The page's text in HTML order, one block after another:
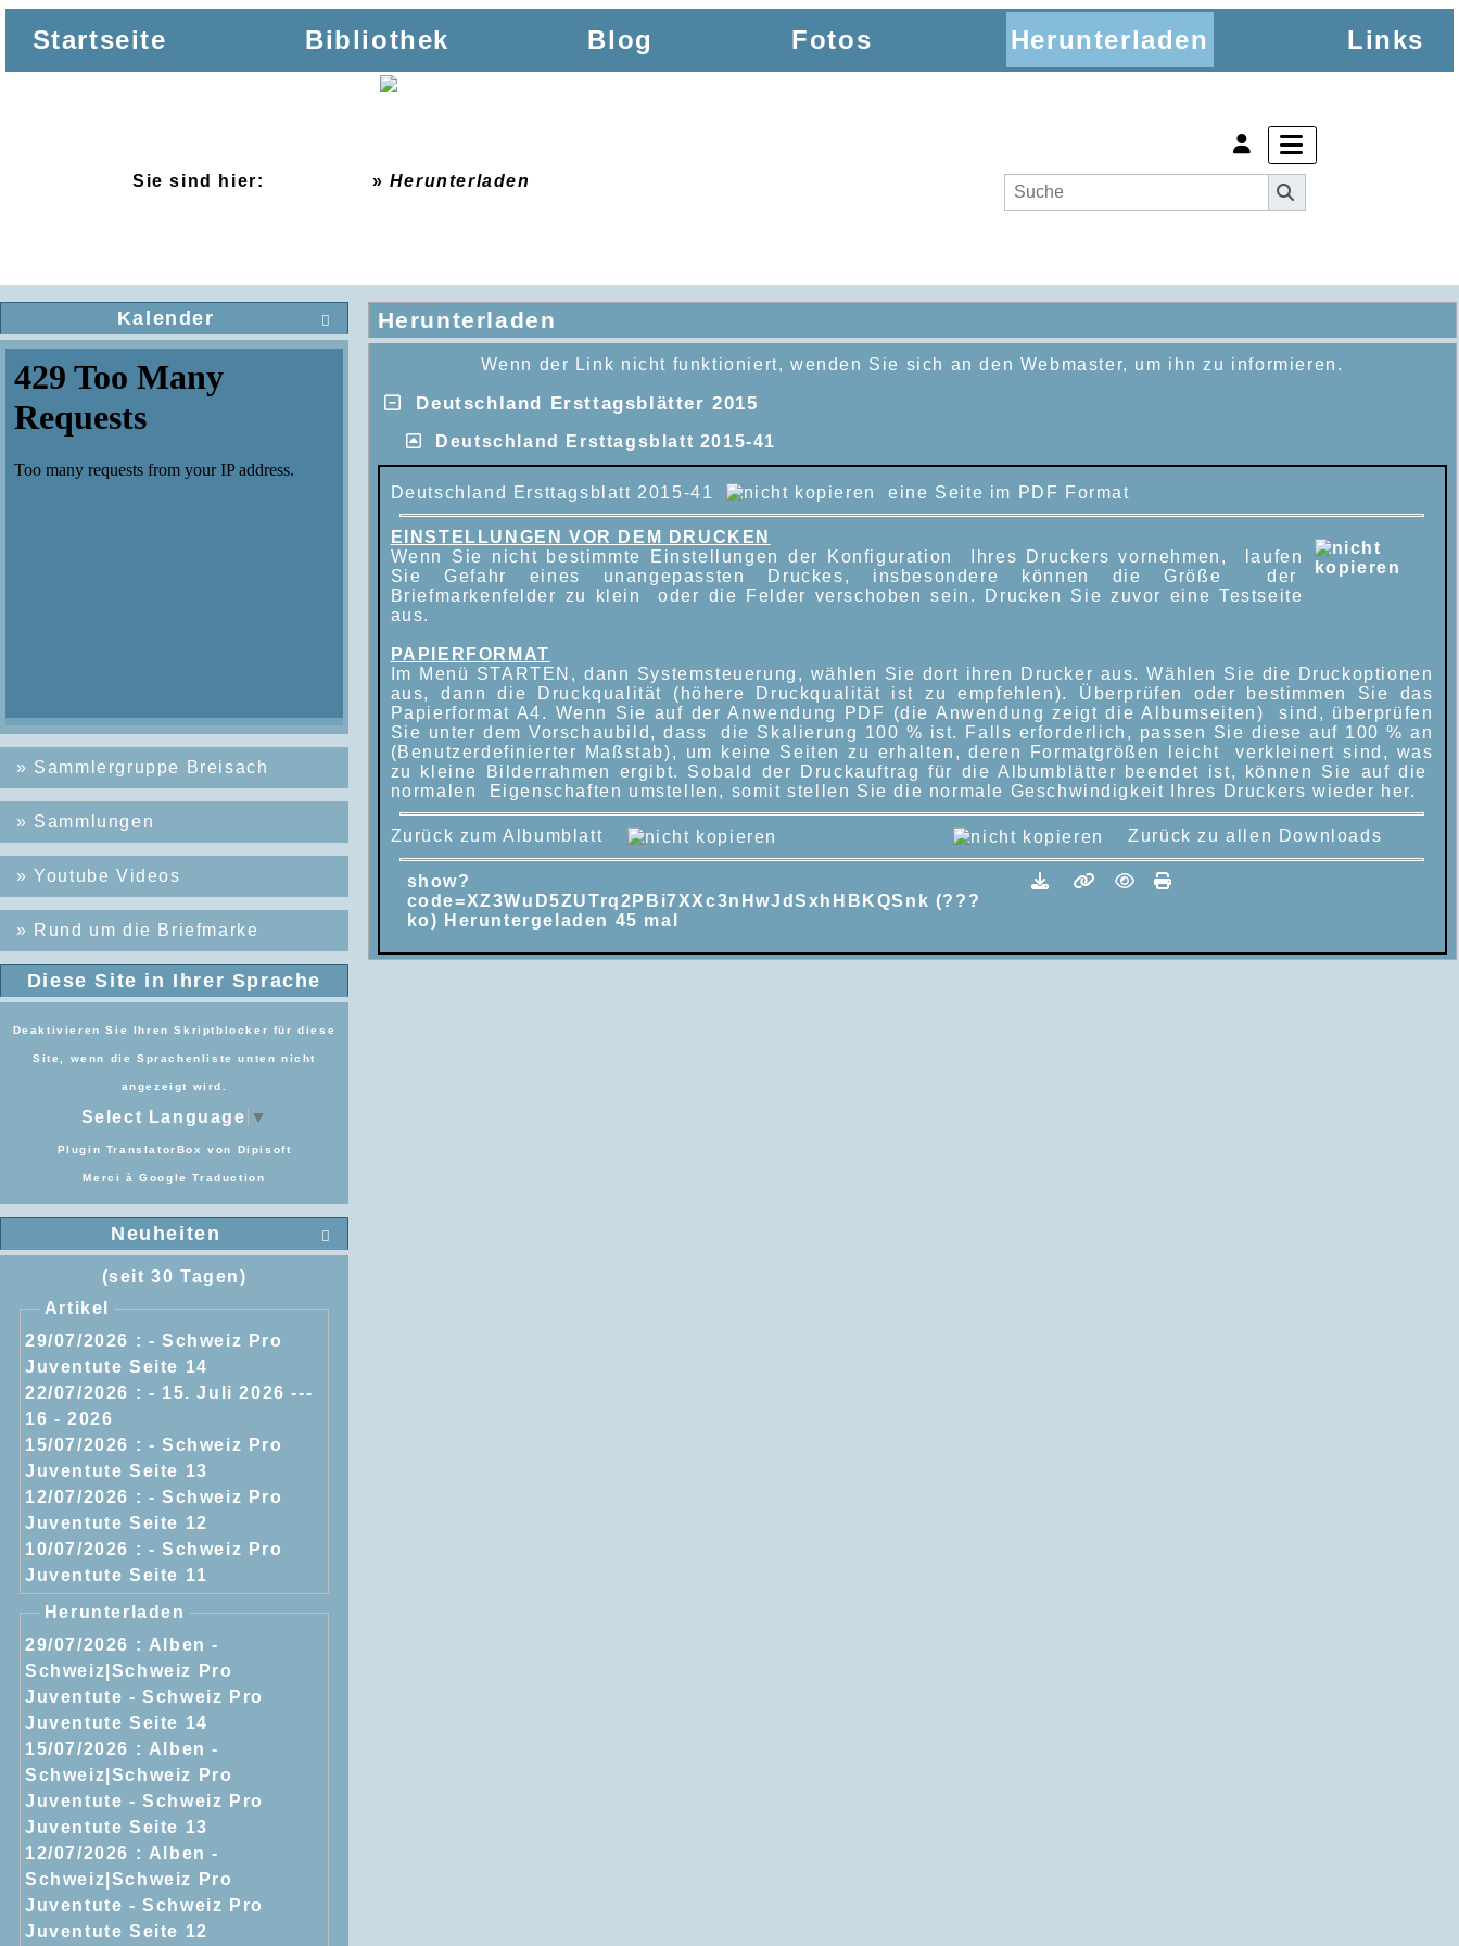
Startseite Bibliothek Blog Fotos Herunterladen Links
Sie sind hier: » Herunterladen

Kalender
» Sammlergruppe Breisach
» Sammlungen
»Youtube Videos
» Rund um die Briefmarke
Diese Site in Ihrer Sprache
Deaktivieren Sie Ihren Skriptblocker für diese
Site, wenn die Sprachenliste unten nicht
angezeigt wird.
Select Language ▼
Plugin TranslatorBox von Dipisoft
Merci àGoogle Traduction

Neuheiten
(seit 30 Tagen)
Artikel
29/07/2026 : - Schweiz Pro
Juventute Seite 14
22/07/2026 : - 15. Juli 2026 ---
16 - 2026
15/07/2026 : - Schweiz Pro
Juventute Seite 13
12/07/2026 : - Schweiz Pro
Juventute Seite 12
10/07/2026 : - Schweiz Pro
Juventute Seite 11
Herunterladen
29/07/2026 : Alben -
Schweiz|Schweiz Pro
Juventute - Schweiz Pro
Juventute Seite 14
15/07/2026 : Alben -
Schweiz|Schweiz Pro
Juventute - Schweiz Pro
Juventute Seite 13
12/07/2026 : Alben -
Schweiz|Schweiz Pro
Juventute - Schweiz Pro
Juventute Seite 12
Herunterladen
Wenn der Link nicht funktioniert, wenden Sie sich an den Webmaster, um ihn zu informieren.
Deutschland Ersttagsblätter 2015
Deutschland Ersttagsblatt 2015-41
Deutschland Ersttagsblatt 2015-41 eine Seite im PDF Format
EINSTELLUNGEN VOR DEM DRUCKEN
Wenn Sie nicht bestimmte Einstellungen der Konfiguration Ihres Druckers vornehmen, laufen
Sie Gefahr eines unangepassten Druckes, insbesondere können die Größe der
Briefmarkenfelder zu klein oder die Felder verschoben sein. Drucken Sie zuvor eine Testseite
aus.
PAPIERFORMAT
Im Menü STARTEN, dann Systemsteuerung, wählen Sie dort ihren Drucker aus. Wählen Sie die Druckoptionen
aus, dann die Druckqualität (höhere Druckqualität ist zu empfehlen). Überprüfen oder bestimmen Sie das
Papierformat A4. Wenn Sie auf der Anwendung PDF (die Anwendung zeigt die Albumseiten) sind, überprüfen
Sie unter dem Vorschaubild, dass die Skalierung 100 % ist. Falls erforderlich, passen Sie diese auf 100 % an
(Benutzerdefinierter Maßstab), um keine Seiten zu erhalten, deren Formatgrößen leicht verkleinert sind, was
zu kleine Bilderrahmen ergibt. Sobald der Druckauftrag für die Albumblätter beendet ist, können Sie auf die
normalen Eigenschaften umstellen, somit stellen Sie die normale Geschwindigkeit Ihres Druckers wieder her.
Zurück zum Albumblatt Zurück zu allen Downloads
show?
code=XZ3WuD5ZUTrq2PBi7XXc3nHwJdSxhHBKQSnk (???
ko) Heruntergeladen 45 mal